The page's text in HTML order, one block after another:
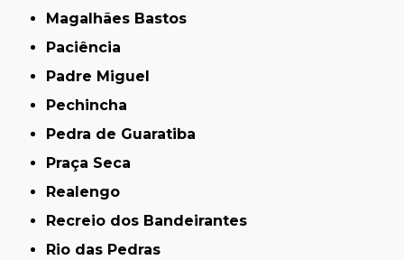
Magalhães Bastos
Paciência
Padre Miguel
Pechincha
Pedra de Guaratiba
Praça Seca
Realengo
Recreio dos Bandeirantes
Rio das Pedras